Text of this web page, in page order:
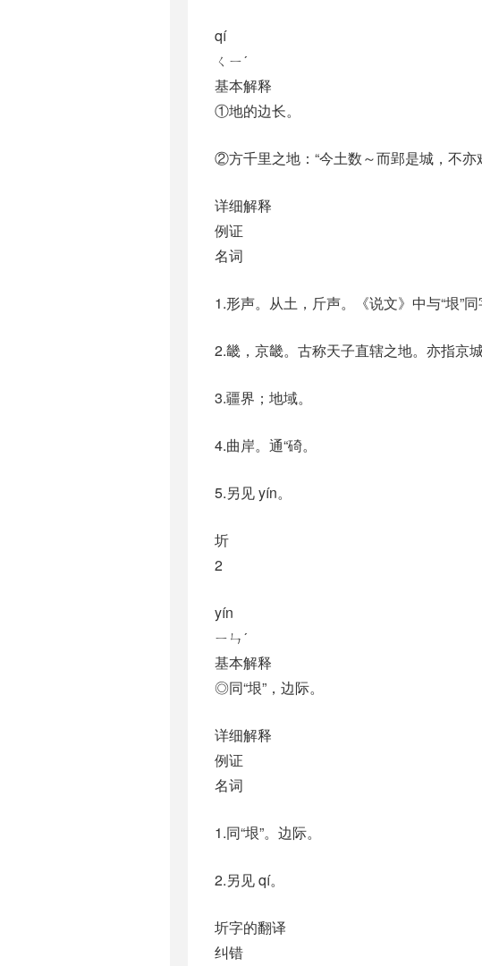
qí
ㄑㄧˊ
基本解释
①地的边长。
②方千里之地：“今土数～而郢是城，不亦
详细解释
例证
名词
1.形声。从土，斤声。《说文》中与“垠”
2.畿，京畿。古称天子直辖之地。亦指京城
3.疆界；地域。
4.曲岸。通“碕。
5.另见 yín。
圻
2
yín
ㄧㄣˊ
基本解释
◎同“垠”，边际。
详细解释
例证
名词
1.同“垠”。边际。
2.另见 qí。
圻字的翻译
纠错